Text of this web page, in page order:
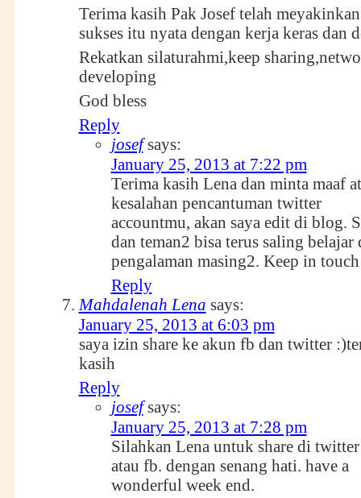
Terima kasih Pak Josef telah
sukses itu nyata dengan kerja keras dan
Rekatkan silaturahmi,keep
developing
God bless
Reply
josef says:
January 25, 2013 at 7:22 pm
Terima kasih Lena dan minta maaf
kesalahan pencantuman twitter
accountmu, akan saya edit di blog.
dan teman2 bisa terus saling belajar
pengalaman masing2. Keep in touch
Reply
Mahdalenah Lena says:
January 25, 2013 at 6:03 pm
saya izin share ke akun fb dan twitter
kasih
Reply
josef says:
January 25, 2013 at 7:28 pm
Silahkan Lena untuk share di twitter
atau fb. dengan senang hati. have a
wonderful week end.